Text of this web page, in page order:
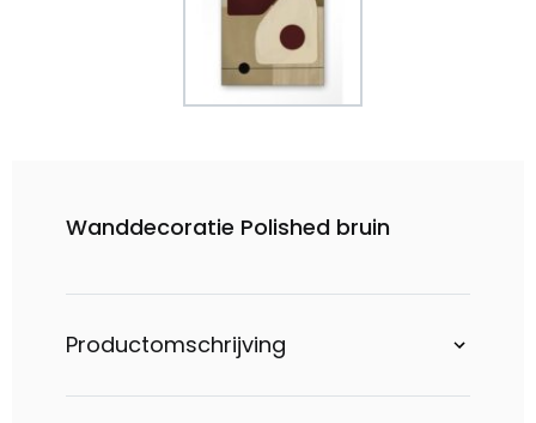
Wanddecoratie Polished bruin
Productomschrijving